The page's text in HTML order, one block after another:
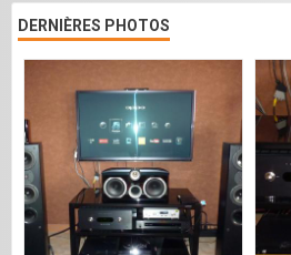
DERNIÈRES PHOTOS